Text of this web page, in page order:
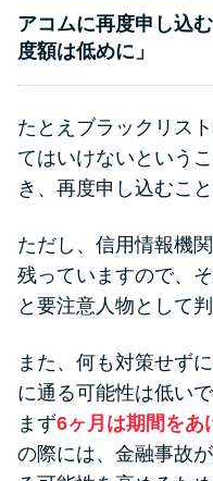
アコムに再度申し込
度額は低めに」
たとえブラックリス
てはいけないという
き、再度申し込むこ
ただし、信用情報機
残っていますので、
と要注意人物として
また、何も対策せず
に通る可能性は低いで
まず6ヶ月は期間をあ
の際には、金融事故